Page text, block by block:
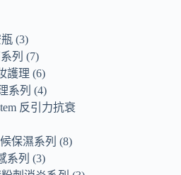
瓶 3
列
7
護理 6
系列
4
反引力抗衰
保濕系列
8
系列
3